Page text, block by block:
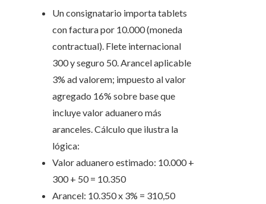
Un consignatario importa tablets
con factura por 10.000 (moneda
contractual). Flete internacional
300 y seguro 50. Arancel aplicable
3% ad valorem; impuesto al valor
agregado 16% sobre base que
incluye valor aduanero más
aranceles. Cálculo que ilustra la
lógica:
Valor aduanero estimado: 10.000 +
300 + 50 = 10.350
Arancel: 10.350 x 3% = 310,50